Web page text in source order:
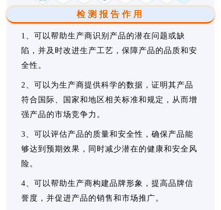
检测报告作用
1、可以帮助生产商识别产品的潜在问题或缺
陷，并及时改进生产工艺，保障产品的品质和安
全性。
2、可以为生产商提供科学的数据，证明其产品
符合国际、国家和地区相关标准和规定，从而增
强产品的市场竞争力。
3、可以评估产品的质量和安全性，确保产品能
够达到预期效果，同时减少潜在的健康和安全风
险。
4、可以帮助生产商构建品牌形象，提高品牌信
誉度，并促进产品的销售和市场推广。